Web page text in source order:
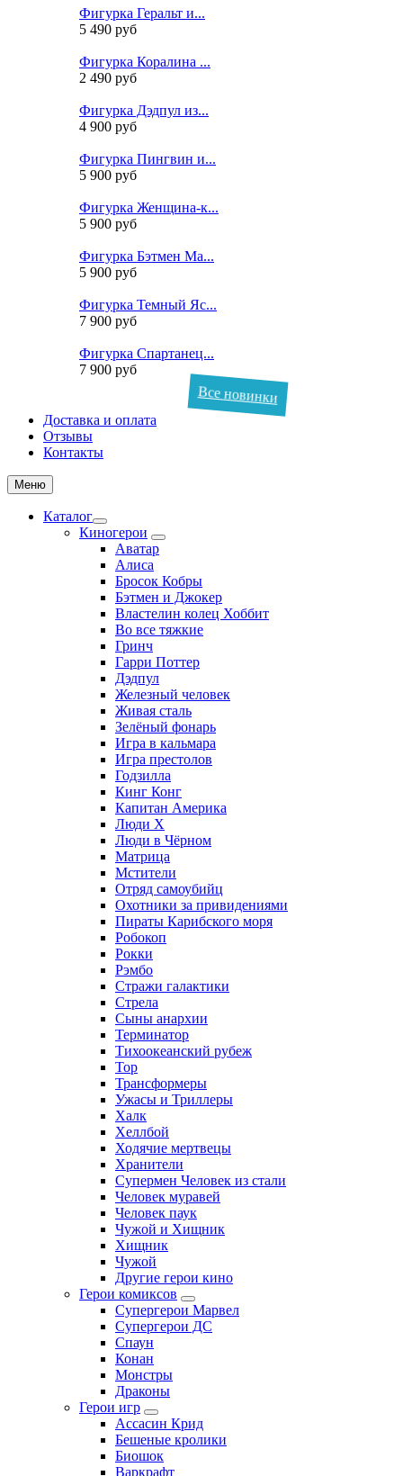
Фигурка Геральт и...
5 490 руб
Фигурка Коралина ...
2 490 руб
Фигурка Дэдпул из...
4 900 руб
Фигурка Пингвин и...
5 900 руб
Фигурка Женщина-к...
5 900 руб
Фигурка Бэтмен Ма...
5 900 руб
Фигурка Темный Яс...
7 900 руб
Фигурка Спартанец...
7 900 руб
Все новинки
Доставка и оплата
Отзывы
Контакты
Меню
Каталог
Киногерои
Аватар
Алиса
Бросок Кобры
Бэтмен и Джокер
Властелин колец Хоббит
Во все тяжкие
Гринч
Гарри Поттер
Дэдпул
Железный человек
Живая сталь
Зелёный фонарь
Игра в кальмара
Игра престолов
Годзилла
Кинг Конг
Капитан Америка
Люди X
Люди в Чёрном
Матрица
Мстители
Отряд самоубийц
Охотники за привидениями
Пираты Карибского моря
Робокоп
Рокки
Рэмбо
Стражи галактики
Стрела
Сыны анархии
Терминатор
Тихоокеанский рубеж
Тор
Трансформеры
Ужасы и Триллеры
Халк
Хеллбой
Ходячие мертвецы
Хранители
Супермен Человек из стали
Человек муравей
Человек паук
Чужой и Хищник
Хищник
Чужой
Другие герои кино
Герои комиксов
Супергерои Марвел
Супергерои ДС
Спаун
Конан
Монстры
Драконы
Герои игр
Ассасин Крид
Бешеные кролики
Биошок
Варкрафт